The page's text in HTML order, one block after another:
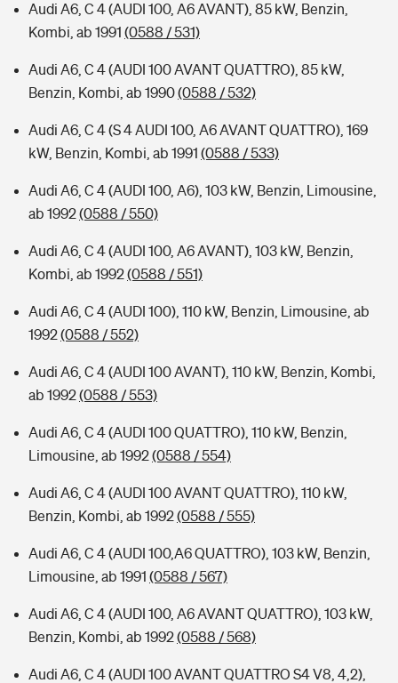
Audi A6, C 4 (AUDI 100, A6 AVANT), 85 kW, Benzin,
Kombi, ab 1991 (0588 / 531)
Audi A6, C 4 (AUDI 100 AVANT QUATTRO), 85 kW,
Benzin, Kombi, ab 1990(0588 / 532)
Audi A6, C 4 (S 4 AUDI 100, A6 AVANT QUATTRO), 169
kW, Benzin, Kombi, ab 1991 (0588 / 533)
Audi A6, C 4 (AUDI 100, A6), 103 kW, Benzin, Limousine,
ab 1992(0588 / 550)
Audi A6, C 4 (AUDI 100, A6 AVANT), 103 kW, Benzin,
Kombi, ab 1992(0588 / 551)
Audi A6, C 4 (AUDI 100), 110 kW, Benzin, Limousine, ab
1992(0588 / 552)
Audi A6, C 4 (AUDI 100 AVANT), 110 kW, Benzin, Kombi,
ab 1992(0588 / 553)
Audi A6, C 4 (AUDI 100 QUATTRO), 110 kW, Benzin,
Limousine, ab 1992(0588 / 554)
Audi A6, C 4 (AUDI 100 AVANT QUATTRO), 110 kW,
Benzin, Kombi, ab 1992(0588 / 555)
Audi A6, C 4 (AUDI 100,A6 QUATTRO), 103 kW, Benzin,
Limousine, ab 1991 (0588 / 567)
Audi A6, C 4 (AUDI 100, A6 AVANT QUATTRO), 103 kW,
Benzin, Kombi, ab 1992(0588 / 568)
Audi A6, C 4 (AUDI 100 AVANT QUATTRO S4 V8, 4,2),